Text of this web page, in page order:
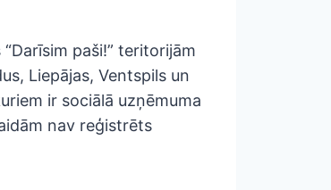
paši!” teritorijām
Liepājas, Ventspils un
ir sociālā uzņēmuma
nav reģistrēts